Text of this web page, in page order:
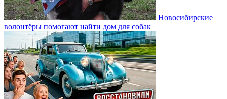
Новосибирские
волонтёры помогают найти дом для собак